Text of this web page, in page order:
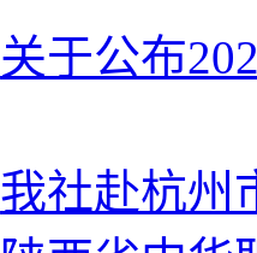
关于公布
我社赴杭州